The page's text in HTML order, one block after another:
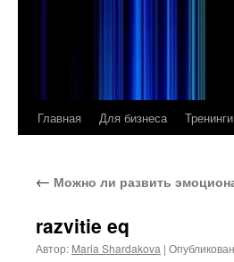
Перейти
содержимому
Главная Для бизнеса Тренинги
← Можно ли развить
razvitie eq
Автор: Maria Shardakova |